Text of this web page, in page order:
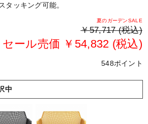
タッキング可能。
夏のガーデンSALE
￥57,717 (税込)
セール売価 ￥54,832 (税込)
548ポイント
中